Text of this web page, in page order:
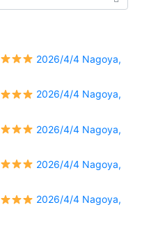
2026/4/4 Nagoya,
2026/4/4 Nagoya,
2026/4/4 Nagoya,
2026/4/4 Nagoya,
2026/4/4 Nagoya,